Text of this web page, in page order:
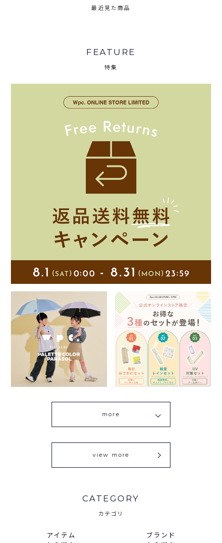
最近見た商品
FEATURE
特集
more
view more
CATEGORY
カテゴリ
アイテム
ブランド